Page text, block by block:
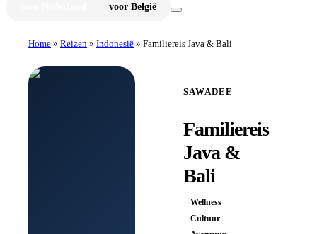
voor België
Home » Reizen » Indonesië » Familiereis Java & Bali
SAWADEE
Familiereis
Java &
Bali
Wellness
Cultuur